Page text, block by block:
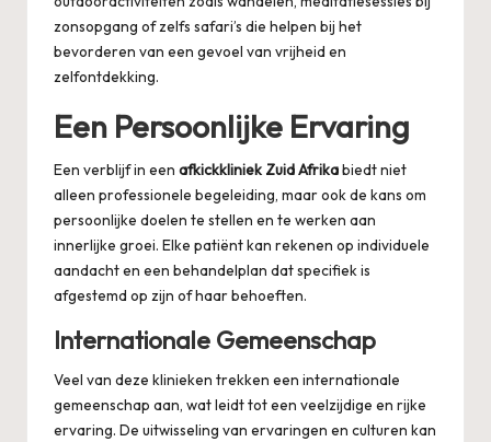
zonsopgang of zelfs safari’s die helpen bij het
bevorderen van een gevoel van vrijheid en
zelfontdekking.
Een Persoonlijke Ervaring
Een verblijf in een afkickkliniek Zuid Afrikabiedt niet
alleen professionele begeleiding, maar ook de kans om
persoonlijke doelen te stellen en te werken aan
innerlijke groei. Elke patiënt kan rekenen op individuele
aandacht en een behandelplan dat specifiek is
afgestemd op zijn of haar behoeften.
Internationale Gemeenschap
Veel van deze klinieken trekken een internationale
gemeenschap aan, wat leidt tot een veelzijdige en rijke
ervaring. De uitwisseling van ervaringen en culturen kan